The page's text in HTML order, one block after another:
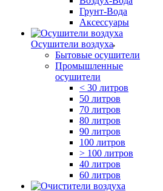
Грунт-Вода
Аксессуары
Осушители воздуха
Бытовые осушители
Промышленные
осушители
< 30 литров
50 литров
70 литров
80 литров
90 литров
100 литров
> 100 литров
40 литров
60 литров